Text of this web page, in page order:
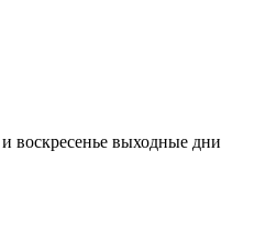
воскресенье выходные дни